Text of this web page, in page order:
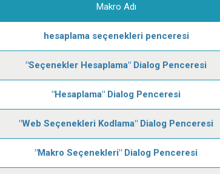
Makro Adı
hesaplama seçenekleri penceresi
"Seçenekler Hesaplama" Dialog Penceresi
"Hesaplama" Dialog Penceresi
"Web Seçenekleri Kodlama" Dialog Penceresi
"Makro Seçenekleri" Dialog Penceresi